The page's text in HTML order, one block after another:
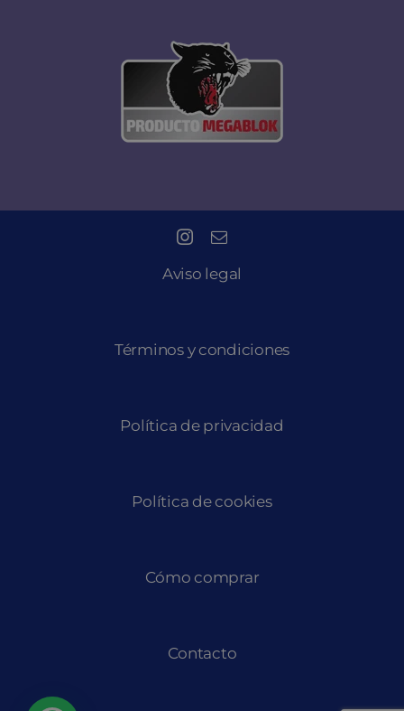
Aviso legal
Términos y condiciones
Política de privacidad
Política de cookies
Cómo comprar
Contacto